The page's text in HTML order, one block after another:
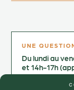
UNE
Du lundi au
et 14h-17h